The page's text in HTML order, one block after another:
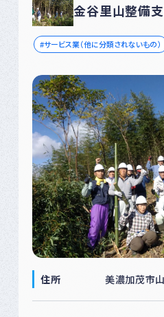
金谷里山整
サービス業（他に分類されないもの）
住所 美濃加茂市山